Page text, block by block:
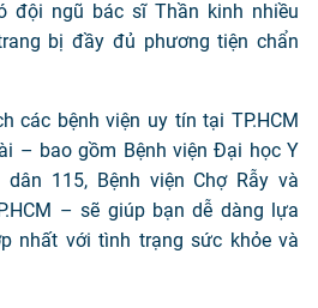
đội ngũ bác sĩ Thần kinh nhiều
bị đầy đủ phương tiện chẩn
các bệnh viện uy tín tại TP.HCM
– bao gồm Bệnh viện Đại học Y
dân 115, Bệnh viện Chợ Rẫy và
– sẽ giúp bạn dễ dàng lựa
nhất với tình trạng sức khỏe và